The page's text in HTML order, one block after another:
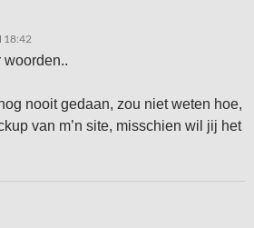
18:42
woorden..
nooit gedaan, zou niet weten hoe,
van m’n site, misschien wil jij het